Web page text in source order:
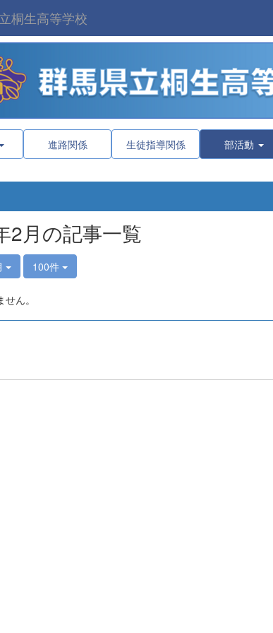
桐生高等学校
進路関係 生徒指導関係 部活動
2月の記事一覧
100件
ん。